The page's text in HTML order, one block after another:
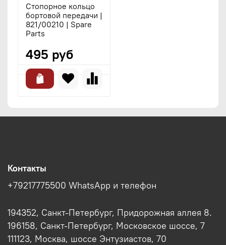
Стопорное кольцо
бортовой передачи |
821/00210 | Spare
Parts
495 руб
Контакты
+79217775500 WhatsApp и телефон
194352, Санкт-Петербург, Придорожная аллея 8.
196158, Санкт-Петербург, Московское шоссе, 7
111123, Москва, шоссе Энтузиастов, 70